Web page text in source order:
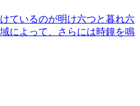
ているのが明け六つと暮れ六
によって、さらには時鐘を鳴